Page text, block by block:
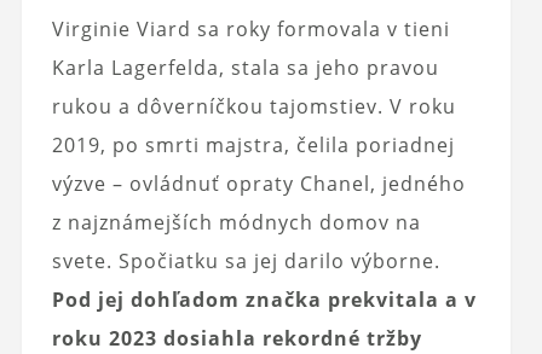
Virginie Viard sa roky formovala v tieni
Karla Lagerfelda, stala sa jeho pravou
rukou a dôverníčkou tajomstiev. V roku
2019, po smrti majstra, čelila poriadnej
výzve – ovládnuť opraty Chanel, jedného
z najznámejších módnych domov na
svete. Spočiatku sa jej darilo výborne.
Pod jej dohľadom značka prekvitala a v
roku 2023 dosiahla rekordné tržby